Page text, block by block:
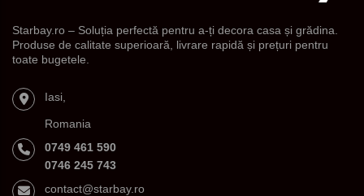
Starbay.ro – Soluția perfectă pentru a-ți decora casa și grădina.
Produse de calitate superioară, livrare rapidă și prețuri pentru
toate bugetele.
Iasi,
Romania
0749 461 590
0746 245 743
contact@starbay.ro